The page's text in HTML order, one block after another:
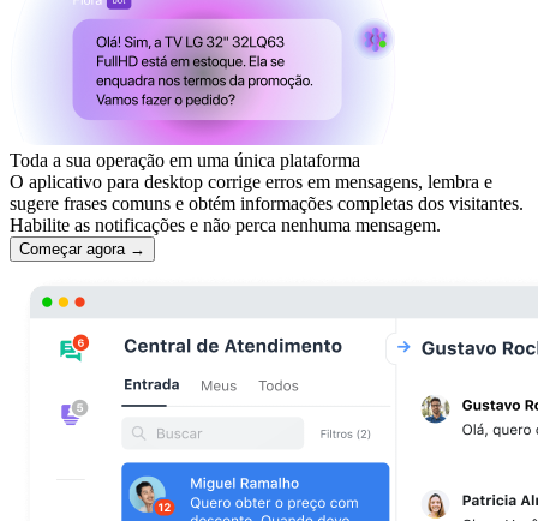
Toda a sua operação em uma única plataforma
O aplicativo para desktop corrige erros em mensagens, lembra e
sugere frases comuns e obtém informações completas dos visitantes.
Habilite as notificações e não perca nenhuma mensagem.
Começar agora →